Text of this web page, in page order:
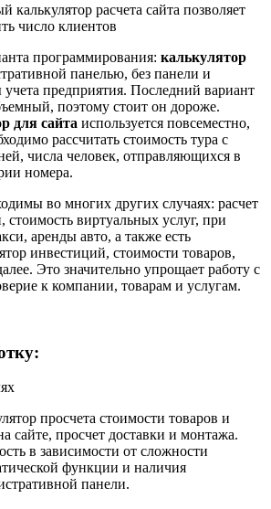
расчета сайта позволяет
число клиентов
программирования: калькулятор
панелью, без панели и
учета предприятия. Последний вариант
поэтому стоит он дороже.
для сайта используется повсеместно,
рассчитать стоимость тура с
числа человек, отправляющихся в
номера.
во многих других случаях: расчет
стоимость виртуальных услуг, при
аренды авто, а также есть
инвестиций, стоимости товаров,
Это значительно упрощает работу с
к компании, товарам и услугам.
просчета стоимости товаров и
сайте, просчет доставки и монтажа.
в зависимости от сложности
функции и наличия
панели.